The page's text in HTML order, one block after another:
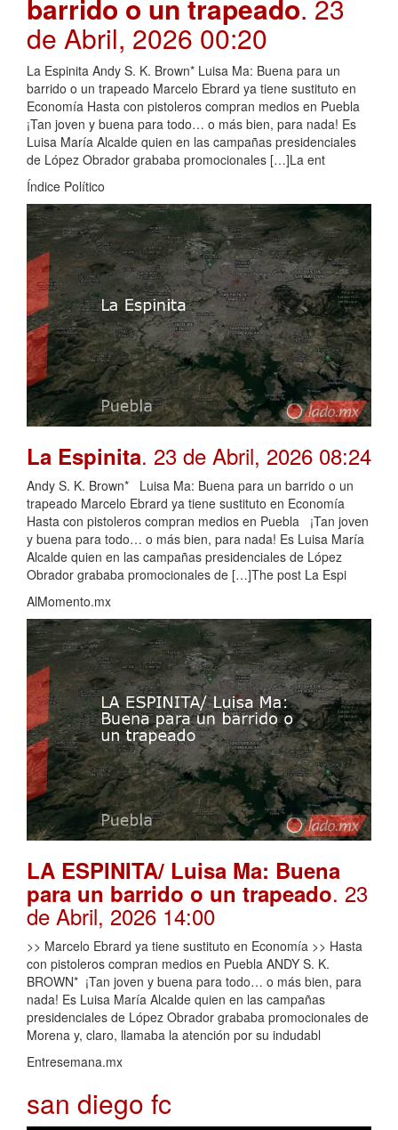
barrido o un trapeado. 23
de Abril, 2026 00:20
La Espinita Andy S. K. Brown* Luisa Ma: Buena para un
barrido o un trapeado Marcelo Ebrard ya tiene sustituto en
Economía Hasta con pistoleros compran medios en Puebla
¡Tan joven y buena para todo… o más bien, para nada! Es
Luisa María Alcalde quien en las campañas presidenciales
de López Obrador grababa promocionales […]La ent
Índice Político
La Espinita. 23 de Abril, 2026 08:24
Andy S. K. Brown* Luisa Ma: Buena para un barrido o un
trapeado Marcelo Ebrard ya tiene sustituto en Economía
Hasta con pistoleros compran medios en Puebla ¡Tan joven
y buena para todo… o más bien, para nada! Es Luisa María
Alcalde quien en las campañas presidenciales de López
Obrador grababa promocionales de […]The post La Espi
AlMomento.mx
LA ESPINITA/ Luisa Ma: Buena
para un barrido o un trapeado. 23
de Abril, 2026 14:00
>> Marcelo Ebrard ya tiene sustituto en Economía >> Hasta
con pistoleros compran medios en Puebla ANDY S. K.
BROWN* ¡Tan joven y buena para todo… o más bien, para
nada! Es Luisa María Alcalde quien en las campañas
presidenciales de López Obrador grababa promocionales de
Morena y, claro, llamaba la atención por su indudabl
Entresemana.mx
san diego fc